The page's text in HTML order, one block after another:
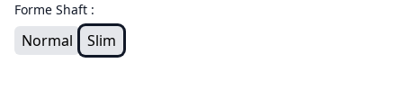
Forme Shaft :
Normal Slim